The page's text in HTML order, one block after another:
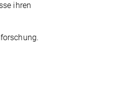
ihren